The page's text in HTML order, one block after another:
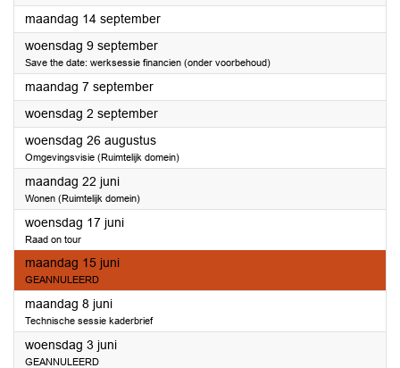
maandag 14 september2026
woensdag 9 september2026
Save the date: werksessie financien (onder voorbehoud)
maandag 7 september2026
woensdag 2 september2026
woensdag 26 augustus2026
Omgevingsvisie (Ruimtelijk domein)
maandag 22 juni2026
Wonen (Ruimtelijk domein)
woensdag 17 juni2026
Raad on tour
maandag 15 juni2026
GEANNULEERD
maandag 8 juni2026
Technische sessie kaderbrief
woensdag 3 juni2026
GEANNULEERD